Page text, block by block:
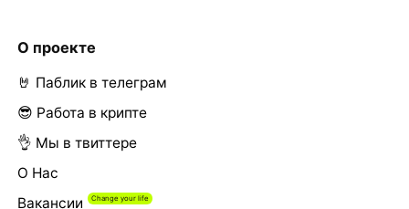
О проекте
🤘 Паблик в телеграм
😎 Работа в крипте
👌 Мы в твиттере
О Нас
Вакансии